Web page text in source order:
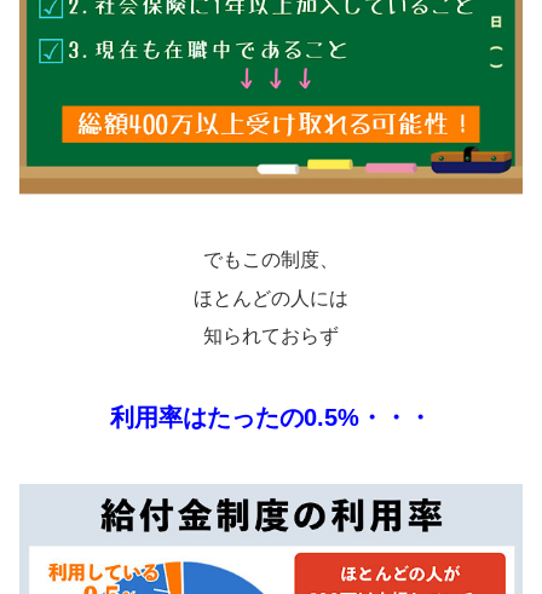
でもこの制度、
ほとんどの人には
知られておらず
利用率はたったの0.5%・・・